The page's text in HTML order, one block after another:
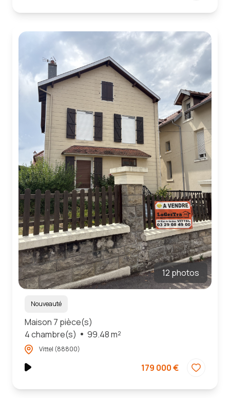
12 photos
Nouveauté
Maison 7 pièce(s)
4 chambre(s)
99.48 m²
Vittel (88800)
179 000 €